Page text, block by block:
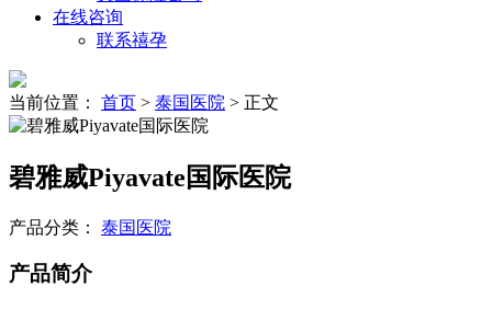
在线咨询
联系禧孕
当前位置： 首页 > 泰国医院 > 正文
碧雅威Piyavate国际医院
产品分类： 泰国医院
产品简介